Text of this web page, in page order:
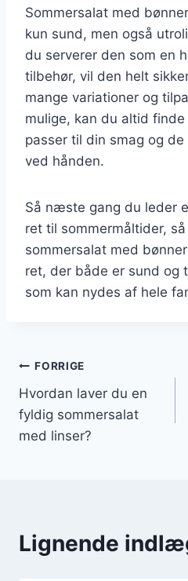
Sommersalat med
kun sund, men også
du serverer den som en
tilbehør, vil den helt
mange variationer og
mulige, kan du altid
passer til din smag og
ved hånden.
Så næste gang du leder
ret til sommermåltider,
sommersalat med
ret, der både er sund og
som kan nydes af hele
FORRIGE
Hvordan laver du en
fyldig sommersalat
med linser?
Lignende